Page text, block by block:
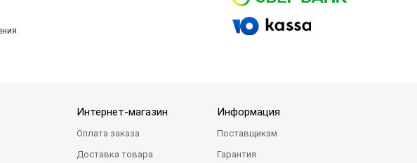
Интернет-магазин
Оплата заказа
Доставка товара
Информация
Поставщикам
Гарантия